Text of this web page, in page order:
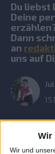
Wir
Wir und
Du liebst
Deine
Dann
an
uns auf